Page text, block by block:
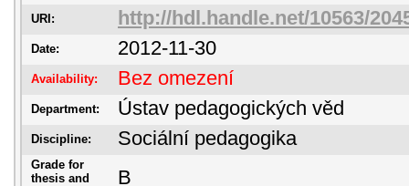
URI: http://hdl.handle.net/10563/
Date: 2012-11-30
Availability: Bez omezení
Department: Ústav pedagogických věd
Discipline: Sociální pedagogika
Grade for
thesis and
B